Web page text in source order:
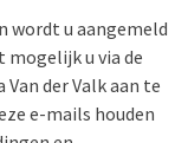
wordt u aangemeld
mogelijk u via de
Van der Valk aan te
e-mails houden